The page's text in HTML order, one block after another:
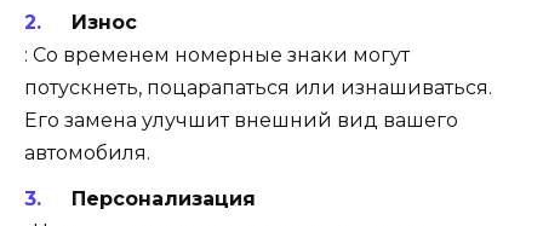
Износ
: Со временем номерные знаки могут
потускнеть, поцарапаться или изнашиваться.
Его замена улучшит внешний вид вашего
автомобиля.
Персонализация